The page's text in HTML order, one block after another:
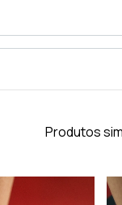
Produtos